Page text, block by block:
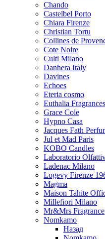
Chando
Castelbel Porto
Chiara Firenze
Christian Tortu
Collines de
Cote Noire
Culti Milano
Danhera Italy
Davines
Echoes
Eteria cosmo
Euthalia Fragrances
Grace Cole
Hypno Casa
Jacques Fath
Jul et Mad Paris
KOBO Candles
Laboratorio
Ladenac Milano
Logevy Firenze
Magma
Maison Tahite
Millefiori Milano
Mr&Mrs Fragrance
Nomkamo
Назад